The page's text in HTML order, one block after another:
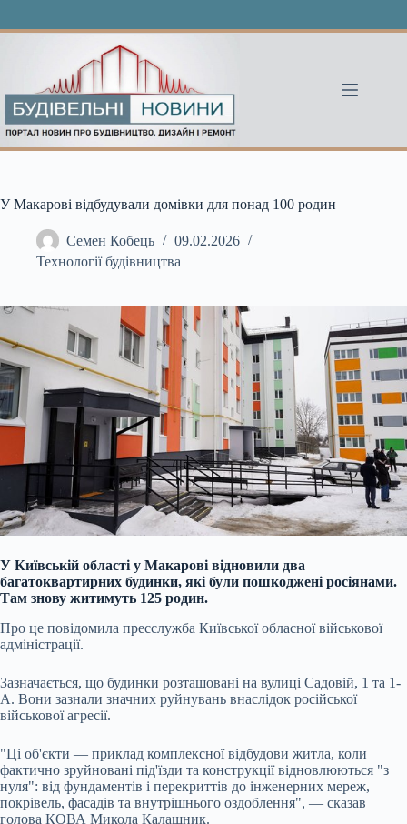
У Макарові відбудували домівки для понад 100 родин
Семен Кобець
09.02.2026
Технології будівництва
У Київській області у Макарові відновили два
багатоквартирних будинки, які були пошкоджені росіянами.
Там знову житимуть 125 родин.
Про це повідомила пресслужба Київської обласної військової
адміністрації.
Зазначається, що будинки розташовані на вулиці Садовій, 1 та 1-
А. Вони зазнали значних руйнувань внаслідок російської
військової агресії.
"Ці об'єкти — приклад комплексної відбудови житла, коли
фактично зруйновані під'їзди та конструкції відновлюються "з
нуля": від фундаментів і перекриттів до інженерних мереж,
покрівель, фасадів та внутрішнього оздоблення", — сказав
голова КОВА Микола Калашник.